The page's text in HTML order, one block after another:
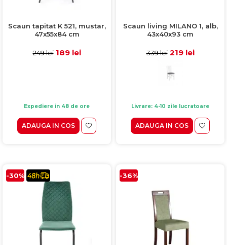
Scaun tapitat K 521, mustar,
47x55x84 cm
249 lei 189 lei
Expediere in 48 de ore
ADAUGA IN COS
Scaun living MILANO 1, alb,
43x40x93 cm
339 lei 219 lei
Livrare: 4-10 zile lucratoare
ADAUGA IN COS
-30% -36%